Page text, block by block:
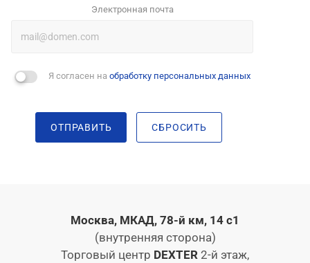
Электронная почта
Я согласен на обработку персональных данных
ОТПРАВИТЬ СБРОСИТЬ
Москва, МКАД, 78-й км, 14 с1
(внутренняя сторона)
Торговый центр DEXTER 2-й этаж,